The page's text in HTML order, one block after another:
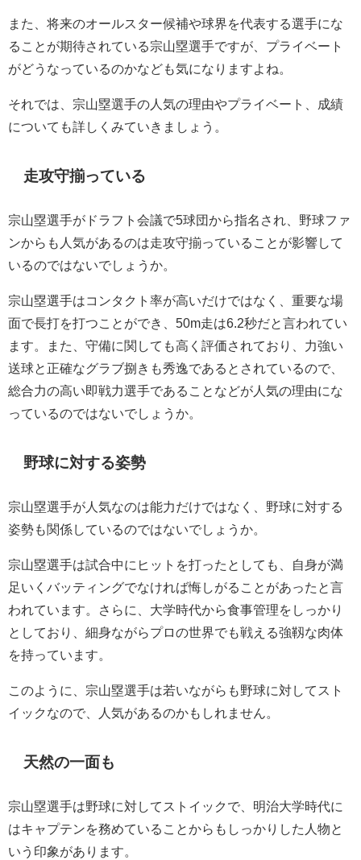
また、将来のオールスター候補や球界を代表する選手にな
ることが期待されている宗山塁選手ですが、プライベート
がどうなっているのかなども気になりますよね。
それでは、宗山塁選手の人気の理由やプライベート、成績
についても詳しくみていきましょう。
走攻守揃っている
宗山塁選手がドラフト会議で5球団から指名され、野球ファ
ンからも人気があるのは走攻守揃っていることが影響して
いるのではないでしょうか。
宗山塁選手はコンタクト率が高いだけではなく、重要な場
面で長打を打つことができ、50m走は6.2秒だと言われてい
ます。また、守備に関しても高く評価されており、力強い
送球と正確なグラブ捌きも秀逸であるとされているので、
総合力の高い即戦力選手であることなどが人気の理由にな
っているのではないでしょうか。
野球に対する姿勢
宗山塁選手が人気なのは能力だけではなく、野球に対する
姿勢も関係しているのではないでしょうか。
宗山塁選手は試合中にヒットを打ったとしても、自身が満
足いくバッティングでなければ悔しがることがあったと言
われています。さらに、大学時代から食事管理をしっかり
としており、細身ながらプロの世界でも戦える強靱な肉体
を持っています。
このように、宗山塁選手は若いながらも野球に対してスト
イックなので、人気があるのかもしれません。
天然の一面も
宗山塁選手は野球に対してストイックで、明治大学時代に
はキャプテンを務めていることからもしっかりした人物と
いう印象があります。